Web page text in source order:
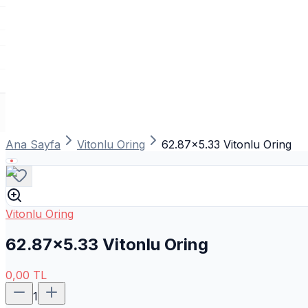
Ana Sayfa Vitonlu Oring 62.87x5.33 Vitonlu Oring
Vitonlu Oring
62.87x5.33 Vitonlu Oring
0,00 TL
1